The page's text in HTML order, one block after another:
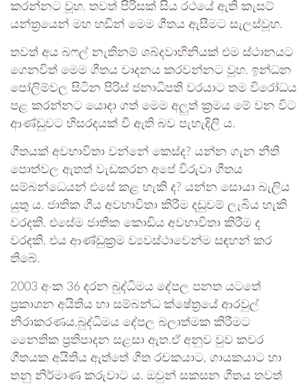
කරන්නට වූහ. තවත් පිරිසක් සිය රථයේ ඇති කැසට්
යන්ත්‍රයෙන් මහ හඩින් මෙම ගීතය ඇසීමට සැලස්වූහ.
තවත් අය බෆල් නැතිනම් ශබ්දවාහිනියක් එම ස්ථානයට
ගෙනවිත් මෙම ගීතය වාදනය කරවන්නට වූහ. ඉන්ධන
පෝලිම්වල සිටින පිරිස් ජනාධිපති වරයාට තම විරෝධය
පළ කරන්නට යොදා ගත් මෙම අලුත් ක‍්‍රමය මේ වන විට
ආණ්ඩුවට හිසරදයක් වී ඇති බව පැහැදිලි ය.
ගීතයක් අවභාවිතා වන්නේ කෙස්ද? යන්න ගැන නීති
පොත්වල ඇතත් වැඩකරන අපේ විරුවා ගීතය
සම්බන්ධෙයන් එසේ කළ හැකි ද? යන්න සොයා බැලිය
යුතු ය. ජාතික ගීය අවභාවිතා කිරීම දඩුවම් ලැබිය හැකි
වරදකි. එසේම ජාතික කොඩිය අවභාවිතා කිරීම ද
වරදකි. එය ආණ්ඩුක‍්‍රම ව්‍යවස්ථාවෙන්ම සඳහන් කර
තිබේ.
2003 අංක 36 දරන බුද්ධිමය දේපල පනත යටතේ
ප්‍රකාශන අයිතිය හා සම්බන්ධ ක්ෂේත්‍රයේ ආරවුල්
නිරාකරණය,බුද්ධිමය දේපල බලාත්මක කිරීමට
නෛතික ප්‍රතිපාදන සළසා ඇත.ඒ අනුව වුව කවර
ගීතයක අයිතිය ඇත්තේ ගීත රචකයාට, ගායකයාට හා
තනු නිර්මාණ කරුවාට ය. ඔවුන් සකසන ගීතය තවත්